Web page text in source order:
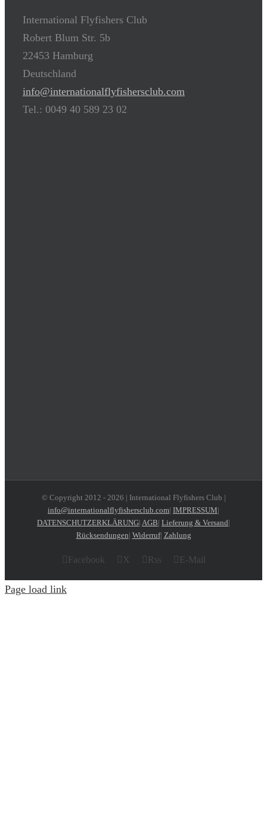
International Flyfishers Club
Robert Blum Str. 5b
22453 Hamburg
Deutschland
info@internationalflyfishersclub.com
Tel.: 0049 40 589 23 02
© Copyright 2012 - 2026 | International Flyfishers Club |
info@internationalflyfishersclub.com| IMPRESSUM|
DATENSCHUTZERKLÄRUNG| AGB| Lieferung & Versand|
Rücksendungen| Widerruf| Zahlung
Facebook X Rss E-Mail
Page load link